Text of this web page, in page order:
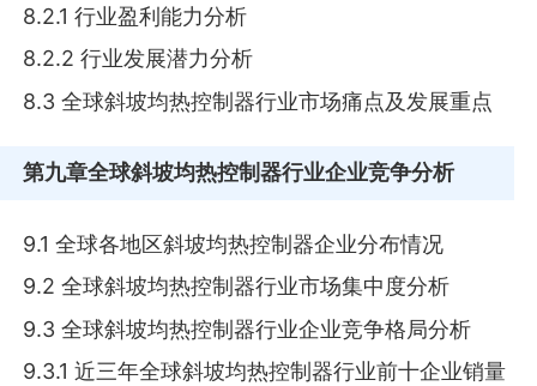
8.2.1 行业盈利能力分析
8.2.2 行业发展潜力分析
8.3 全球斜坡均热控制器行业市场痛点及发展重点
第九章全球斜坡均热控制器行业企业竞争分析
9.1 全球各地区斜坡均热控制器企业分布情况
9.2 全球斜坡均热控制器行业市场集中度分析
9.3 全球斜坡均热控制器行业企业竞争格局分析
9.3.1 近三年全球斜坡均热控制器行业前十企业销量